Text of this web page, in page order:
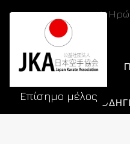
Λ.
Επίσημο μέλος